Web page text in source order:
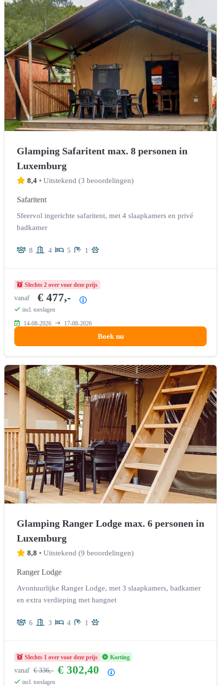
Glamping Safaritent max. 8 personen in
Luxemburg
8,4 • Uitstekend (3 beoordelingen)
Safaritent
Sfeervol ingerichte safaritent, met 4 slaapkamers en privé
badkamer
8 4 5 1
Slechts 2 over voor deze prijs
vanaf € 477,-
incl. toeslagen
14-08-2026 17-08-2026
Boek nu
Glamping Ranger Lodge max. 6 personen in
Luxemburg
8,8 • Uitstekend (9 beoordelingen)
Ranger Lodge
Avontuurlijke Ranger Lodge, met 3 slaapkamers, badkamer
en extra verdieping met hangnet
6 3 4 1
Slechts 1 over voor deze prijs Korting
vanaf € 336,- € 302,40
incl. toeslagen